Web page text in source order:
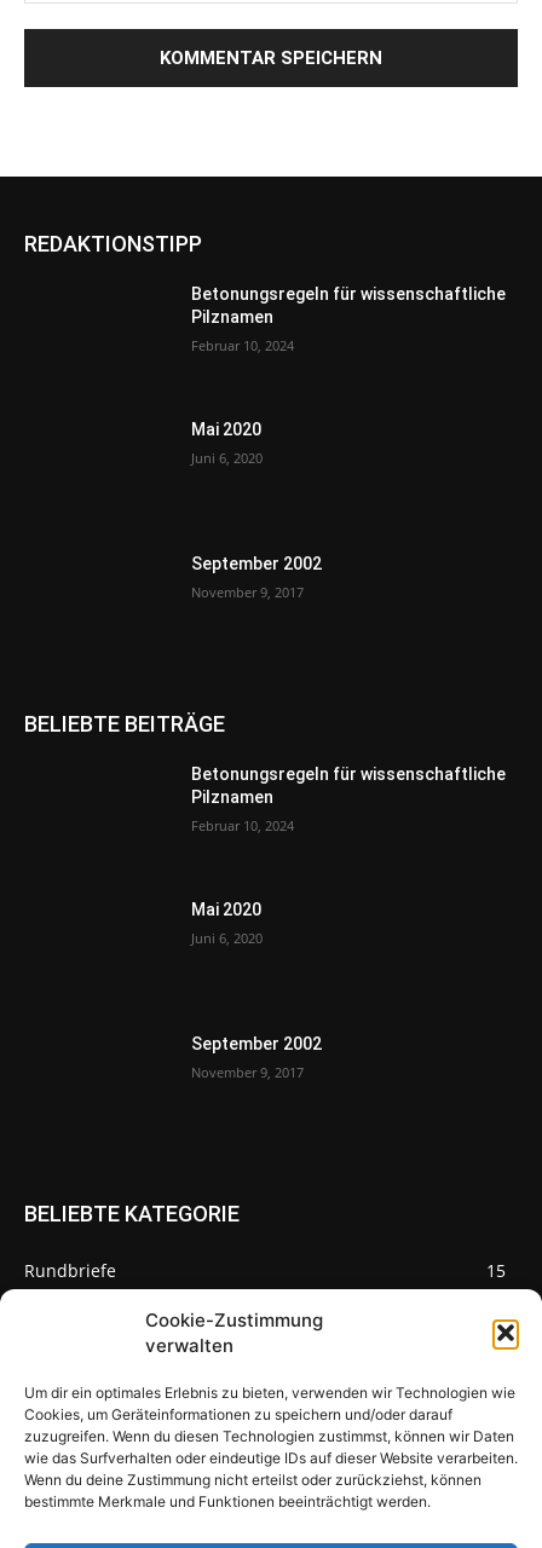
Cookie-Zustimmung
verwalten
Um dir ein optimales Erlebnis zu bieten, verwenden wir Technologien wie
Cookies, um Geräteinformationen zu speichern und/oder darauf
zuzugreifen. Wenn du diesen Technologien zustimmst, können wir Daten
wie das Surfverhalten oder eindeutige IDs auf dieser Website verarbeiten.
Wenn du deine Zustimmung nicht erteilst oder zurückziehst, können
bestimmte Merkmale und Funktionen beeinträchtigt werden.
REDAKTIONSTIPP
Betonungsregeln für wissenschaftliche
Pilznamen
Februar 10, 2024
Mai 2020
Juni 6, 2020
September 2002
November 9, 2017
BELIEBTE BEITRÄGE
Betonungsregeln für wissenschaftliche
Pilznamen
Februar 10, 2024
Mai 2020
Juni 6, 2020
September 2002
November 9, 2017
BELIEBTE KATEGORIE
Rundbriefe
15
Pilzseite
Seltene Pilze aus Mainfranken und
Deutschland